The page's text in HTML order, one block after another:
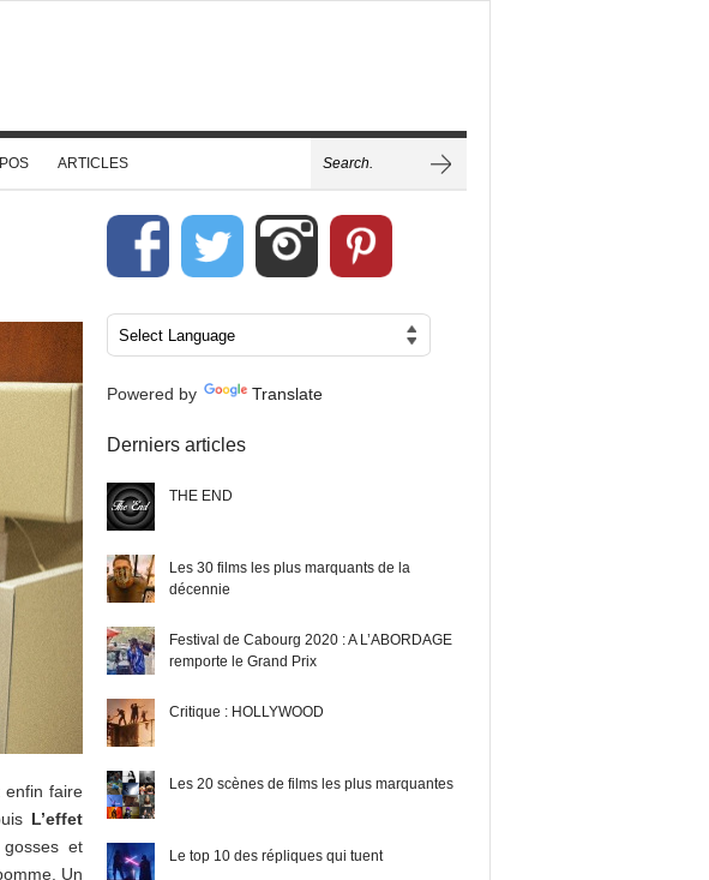
ARTICLES
faire
L’effet
et
Un
Powered by Translate
Derniers articles
THE END
Les 30 films les plus marquants de la
décennie
Festival de Cabourg 2020 : A L’ABORDAGE
remporte le Grand Prix
Critique : HOLLYWOOD
Les 20 scènes de films les plus marquantes
Le top 10 des répliques qui tuent